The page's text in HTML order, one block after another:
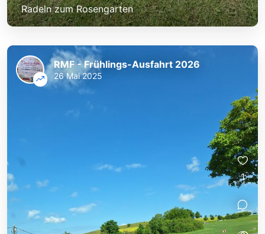
Radeln zum Rosengarten
RMF - Frühlings-Ausfahrt 2026
26 Mai 2025
1